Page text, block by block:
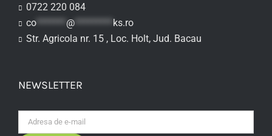
0722 220 084
co ******* @ ********* ks.ro
Str. Agricola nr. 15 , Loc. Holt, Jud. Bacau
NEWSLETTER